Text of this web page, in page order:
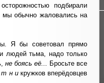
подбирали
мы обычно жаловались на
Я бы советовал прямо
людей тьма, надо только
не боясь её... Бросьте все
т н икружков вперёдовцев